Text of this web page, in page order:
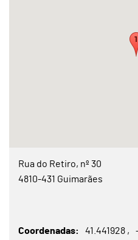
Rua do Retiro, nº 30
4810-431 Guimarães
Coordenadas 41.441928